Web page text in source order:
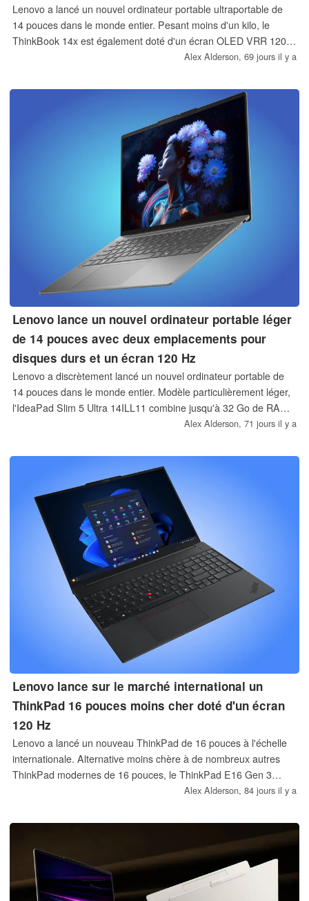
Lenovo a lancé un nouvel ordinateur portable ultraportable de
14 pouces dans le monde entier. Pesant moins d'un kilo, le
ThinkBook 14x est également doté d'un écran OLED VRR 120
Hz, d'une mémoire vive pouvant atteindre 32 Go et d'un double
également relativement fin (12,9 mm à 15,6 mm).
Alex Alderson, 69 jours il y a
Lenovo lance un nouvel ordinateur portable léger
de 14 pouces avec deux emplacements pour
disques durs et un écran 120 Hz
Lenovo a discrètement lancé un nouvel ordinateur portable de
14 pouces dans le monde entier. Modèle particulièrement léger,
l'IdeaPad Slim 5 Ultra 14ILL11 combine jusqu'à 32 Go de RAM
avec deux emplacements SSD, une carte graphique Arc 140V
de 1 kg.
Alex Alderson, 71 jours il y a
Lenovo lance sur le marché international un
ThinkPad 16 pouces moins cher doté d'un écran
120 Hz
Lenovo a lancé un nouveau ThinkPad de 16 pouces à l'échelle
internationale. Alternative moins chère à de nombreux autres
ThinkPad modernes de 16 pouces, le ThinkPad E16 Gen 3
associe un processeur Intel Lunar Lake à une batterie de 60 Wh
Alex Alderson, 84 jours il y a